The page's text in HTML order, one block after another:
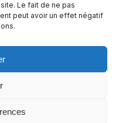
Le fait de ne pas
peut avoir un effet négatif
droits réservés